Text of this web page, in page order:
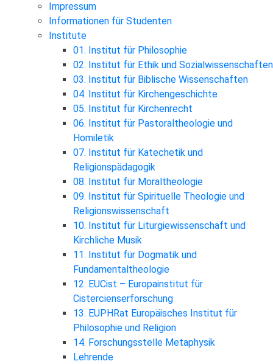
Impressum
Informationen für Studenten
Institute
01. Institut für Philosophie
02. Institut für Ethik und Sozialwissenschaften
03. Institut für Biblische Wissenschaften
04. Institut für Kirchengeschichte
05. Institut für Kirchenrecht
06. Institut für Pastoraltheologie und
Homiletik
07. Institut für Katechetik und
Religionspädagogik
08. Institut für Moraltheologie
09. Institut für Spirituelle Theologie und
Religionswissenschaft
10. Institut für Liturgiewissenschaft und
Kirchliche Musik
11. Institut für Dogmatik und
Fundamentaltheologie
12. EUCist – Europainstitut für
Cistercienserforschung
13. EUPHRat Europäisches Institut für
Philosophie und Religion
14. Forschungsstelle Metaphysik
Lehrende